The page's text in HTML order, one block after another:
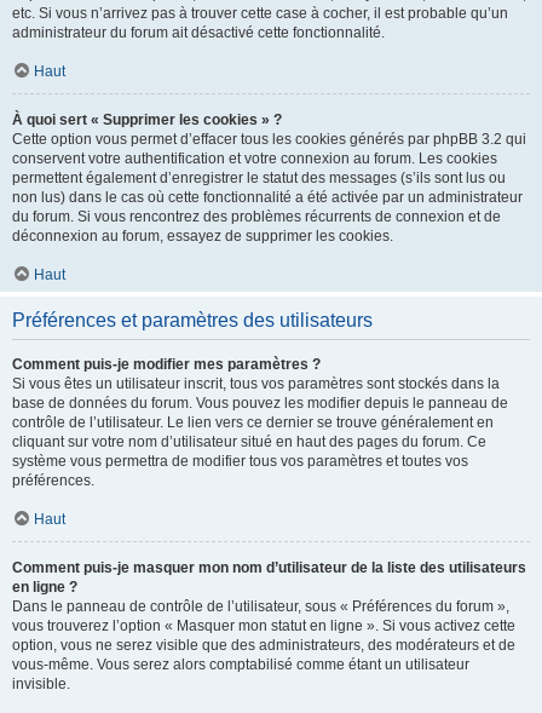
etc. Si vous n’arrivez pas à trouver cette case à cocher, il est probable qu’un
administrateur du forum ait désactivé cette fonctionnalité.
Haut
À quoi sert « Supprimer les cookies » ?
Cette option vous permet d’effacer tous les cookies générés par phpBB 3.2 qui
conservent votre authentification et votre connexion au forum. Les cookies
permettent également d’enregistrer le statut des messages (s’ils sont lus ou
non lus) dans le cas où cette fonctionnalité a été activée par un administrateur
du forum. Si vous rencontrez des problèmes récurrents de connexion et de
déconnexion au forum, essayez de supprimer les cookies.
Haut
Préférences et paramètres des utilisateurs
Comment puis-je modifier mes paramètres ?
Si vous êtes un utilisateur inscrit, tous vos paramètres sont stockés dans la
base de données du forum. Vous pouvez les modifier depuis le panneau de
contrôle de l’utilisateur. Le lien vers ce dernier se trouve généralement en
cliquant sur votre nom d’utilisateur situé en haut des pages du forum. Ce
système vous permettra de modifier tous vos paramètres et toutes vos
préférences.
Haut
Comment puis-je masquer mon nom d’utilisateur de la liste des utilisateurs
en ligne ?
Dans le panneau de contrôle de l’utilisateur, sous « Préférences du forum »,
vous trouverez l’option « Masquer mon statut en ligne ». Si vous activez cette
option, vous ne serez visible que des administrateurs, des modérateurs et de
vous-même. Vous serez alors comptabilisé comme étant un utilisateur
invisible.